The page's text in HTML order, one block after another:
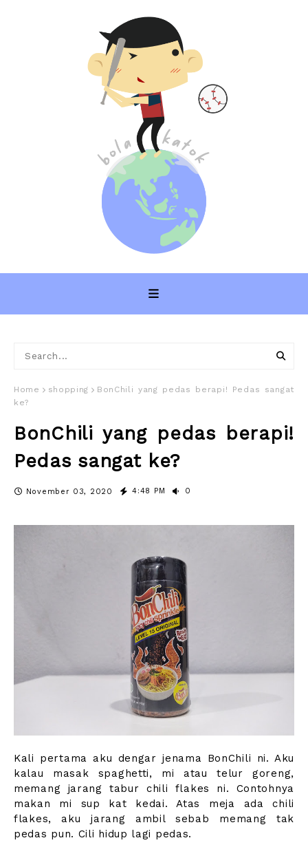
Home shopping
BonChili yang pedas berapi! Pedas sangat
ke?
BonChili yang pedas berapi!
Pedas sangat ke?
November 03, 2020 4:48 PM 0
Kali pertama aku dengar jenama BonChili ni. Aku
kalau masak spaghetti, mi atau telur goreng,
memang jarang tabur chili flakes ni. Contohnya
makan mi sup kat kedai. Atas meja ada chili
flakes, aku jarang ambil sebab memang tak
pedas pun. Cili hidup lagi pedas.